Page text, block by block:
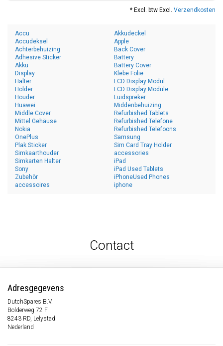
* Excl. btw Excl. Verzendkosten
Accu
Accudeksel
Achterbehuizing
Adhesive Sticker
Akku
Akkudeckel
Apple
Back Cover
Battery
Battery Cover
Display
Halter
Holder
Houder
Huawei
Klebe Folie
LCD Display Modul
LCD Display Module
Luidspreker
Middenbehuizing
Middle Cover
Mittel Gehäuse
Nokia
OnePlus
Plak Sticker
Refurbished Tablets
Refurbished Telefone
Refurbished Telefoons
Samsung
Sim Card Tray Holder
Simkaarthouder
Simkarten Halter
Sony
Zubehör
accessoires
accessories
iPad
iPad Used Tablets
iPhoneUsed Phones
iphone
Contact
Adresgegevens
DutchSpares B.V.
Bolderweg 72 F
8243 RD, Lelystad
Nederland